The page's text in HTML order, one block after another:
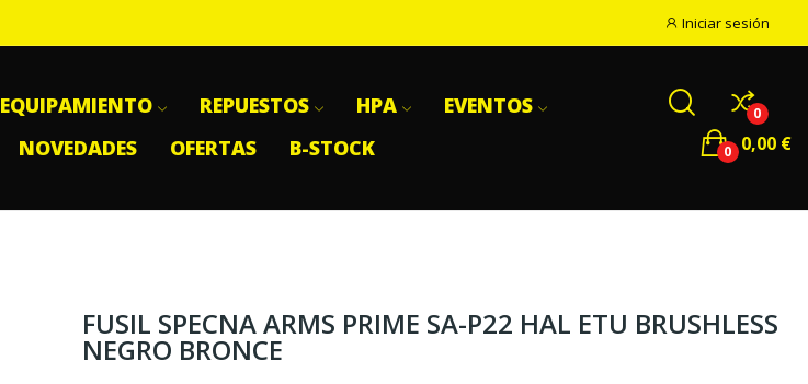
Iniciar sesión
EQUIPAMIENTO REPUESTOS HPA
EVENTOS
NOVEDADES OFERTAS B-STOCK
0
0,00 €
0
FUSIL SPECNA ARMS PRIME SA-P22 HAL ETU BRUSHLESS
NEGRO BRONCE